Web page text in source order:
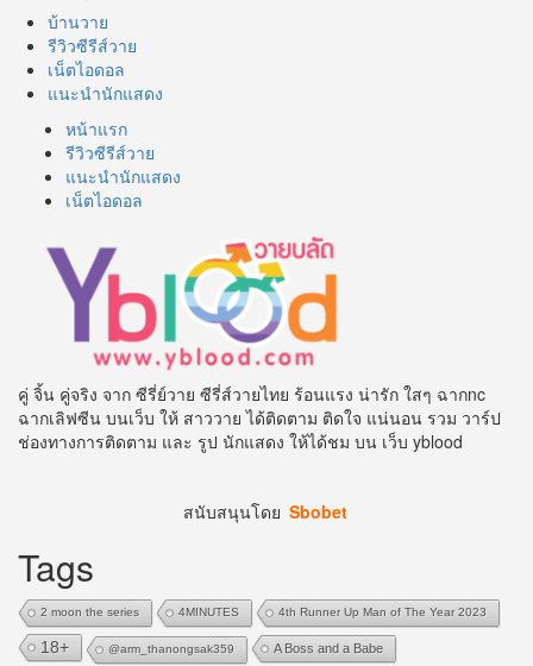
บ้านวาย
รีวิวซีรีส์วาย
เน็ตไอดอล
แนะนำนักแสดง
หน้าแรก
รีวิวซีรีส์วาย
แนะนำนักแสดง
เน็ตไอดอล
คู่ จิ้น คู่จริง จาก ซีรี่ย์วาย ซีรี่ส์วายไทย ร้อนแรง น่ารัก ใสๆ ฉากnc
ฉากเลิฟซีน บนเว็บ ให้ สาววาย ได้ติดตาม ติดใจ แน่นอน รวม วาร์ป
ช่องทางการติดตาม และ รูป นักแสดง ให้ได้ชม บน เว็บ yblood
สนับสนุนโดย Sbobet
Tags
2 moon the series 4MINUTES 4th Runner Up Man of The Year 2023
18+ @arm_thanongsak359 A Boss and a Babe